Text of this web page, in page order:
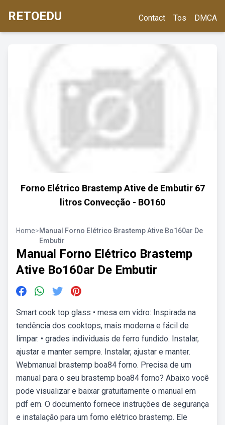
RETOEDU Contact Tos DMCA
Forno Elétrico Brastemp Ative de Embutir 67
litros Convecção - BO160
Home>Manual Forno Elétrico Brastemp Ative Bo160ar De
Embutir
Manual Forno Elétrico Brastemp
Ative Bo160ar De Embutir
Smart cook top glass • mesa em vidro: Inspirada na
tendência dos cooktops, mais moderna e fácil de
limpar. • grades individuais de ferro fundido. Instalar,
ajustar e manter sempre. Instalar, ajustar e manter.
Webmanual brastemp boa84 forno. Precisa de um
manual para o seu brastemp boa84 forno? Abaixo você
pode visualizar e baixar gratuitamente o manual em
pdf em. O documento fornece instruções de segurança
e instalação para um forno elétrico brastemp. Ele